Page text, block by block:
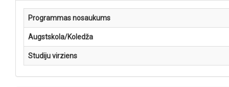
Programmas nosaukums
Augstskola/Koledža
Studiju virziens